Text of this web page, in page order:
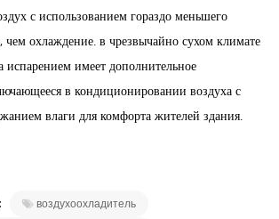
с использованием гораздо меньшего
чем охлаждение. в чрезвычайно сухом климате
испарением имеет дополнительное
в кондиционировании воздуха с
влаги для комфорта жителей здания.
воздухоохладитель